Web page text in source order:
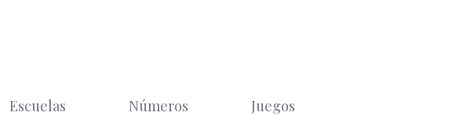
Escuelas Números Juegos